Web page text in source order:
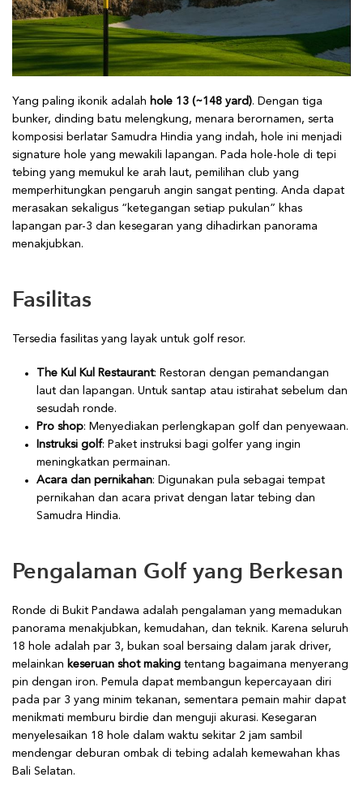
Yang paling ikonik adalah hole 13 (~148 yard). Dengan tiga
bunker, dinding batu melengkung, menara berornamen, serta
komposisi berlatar Samudra Hindia yang indah, hole ini menjadi
signature hole yang mewakili lapangan. Pada hole-hole di tepi
tebing yang memukul ke arah laut, pemilihan club yang
memperhitungkan pengaruh angin sangat penting. Anda dapat
merasakan sekaligus “ketegangan setiap pukulan” khas
lapangan par-3 dan kesegaran yang dihadirkan panorama
menakjubkan.
Fasilitas
Tersedia fasilitas yang layak untuk golf resor.
The Kul Kul Restaurant: Restoran dengan pemandangan
laut dan lapangan. Untuk santap atau istirahat sebelum dan
sesudah ronde.
Pro shop: Menyediakan perlengkapan golf dan penyewaan.
Instruksi golf: Paket instruksi bagi golfer yang ingin
meningkatkan permainan.
Acara dan pernikahan: Digunakan pula sebagai tempat
pernikahan dan acara privat dengan latar tebing dan
Samudra Hindia.
Pengalaman Golf yang Berkesan
Ronde di Bukit Pandawa adalah pengalaman yang memadukan
panorama menakjubkan, kemudahan, dan teknik. Karena seluruh
18 hole adalah par 3, bukan soal bersaing dalam jarak driver,
melainkan keseruan shot making tentang bagaimana menyerang
pin dengan iron. Pemula dapat membangun kepercayaan diri
pada par 3 yang minim tekanan, sementara pemain mahir dapat
menikmati memburu birdie dan menguji akurasi. Kesegaran
menyelesaikan 18 hole dalam waktu sekitar 2 jam sambil
mendengar deburan ombak di tebing adalah kemewahan khas
Bali Selatan.